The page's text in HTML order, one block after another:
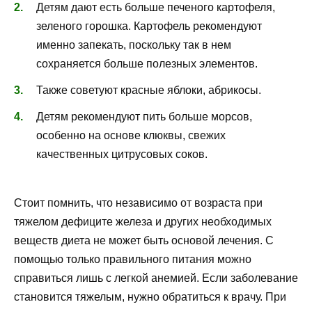
Детям дают есть больше печеного картофеля,
зеленого горошка. Картофель рекомендуют
именно запекать, поскольку так в нем
сохраняется больше полезных элементов.
Также советуют красные яблоки, абрикосы.
Детям рекомендуют пить больше морсов,
особенно на основе клюквы, свежих
качественных цитрусовых соков.
Стоит помнить, что независимо от возраста при
тяжелом дефиците железа и других необходимых
веществ диета не может быть основой лечения. С
помощью только правильного питания можно
справиться лишь с легкой анемией. Если заболевание
становится тяжелым, нужно обратиться к врачу. При